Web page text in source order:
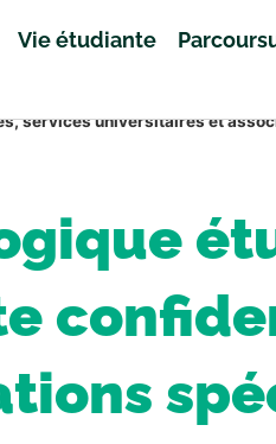
Vie étudiante
services universitaires et